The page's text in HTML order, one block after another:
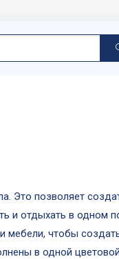
Это позволяет
и отдыхать в одном
мебели, чтобы
в одной